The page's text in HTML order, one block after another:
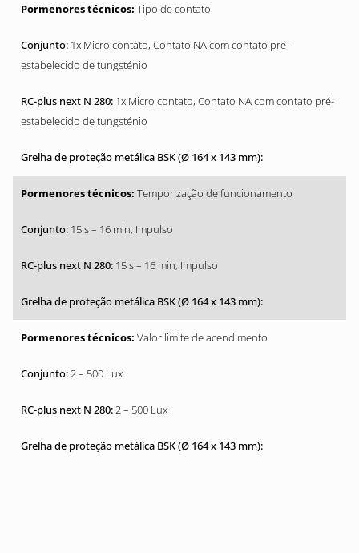
Tipo de contato
1x Micro contato, Contato NA com contato pré-
estabelecido de tungsténio
1x Micro contato, Contato NA com contato pré-
estabelecido de tungsténio
Temporização de funcionamento
15 s – 16 min, Impulso
15 s – 16 min, Impulso
Valor limite de acendimento
2 – 500 Lux
2 – 500 Lux